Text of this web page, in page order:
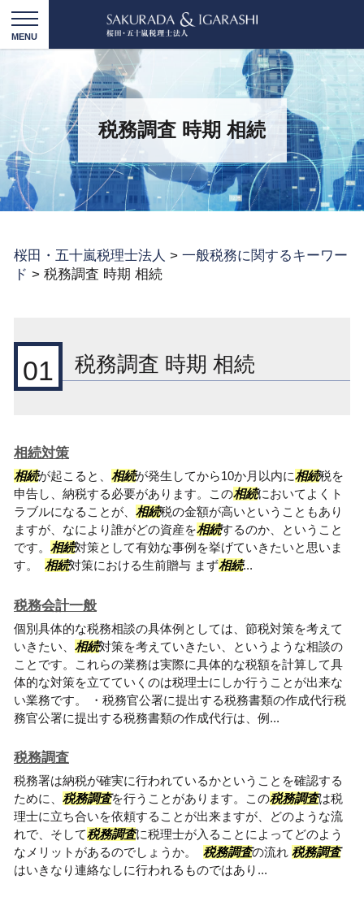
税務調査 時期 相続
桜田・五十嵐税理士法人 > 一般税務に関するキーワー
ド > 税務調査 時期 相続
01 税務調査 時期 相続
相続対策
相続が起こると、 相続が発生してから10か月以内に相続税を
申告し、納税する必要があります。この相続においてよくト
ラブルになることが、 相続税の金額が高いということもあり
ますが、なにより誰がどの資産を相続するのか、ということ
です。 相続対策として有効な事例を挙げていきたいと思いま
す。 相続対策における生前贈与 まず相続...
税務会計一般
個別具体的な税務相談の具体例としては、節税対策を考えて
いきたい、 相続対策を考えていきたい、というような相談の
ことです。これらの業務は実際に具体的な税額を計算して具
体的な対策を立てていくのは税理士にしか行うことが出来な
い業務です。 ・税務官公署に提出する税務書類の作成代行税
務官公署に提出する税務書類の作成代行は、例...
税務調査
税務署は納税が確実に行われているかということを確認する
ために、 税務調査を行うことがあります。この税務調査は税
理士に立ち合いを依頼することが出来ますが、どのような流
れで、そして税務調査に税理士が入ることによってどのよう
なメリットがあるのでしょうか。 税務調査の流れ 税務調査
はいきなり連絡なしに行われるものではあり...